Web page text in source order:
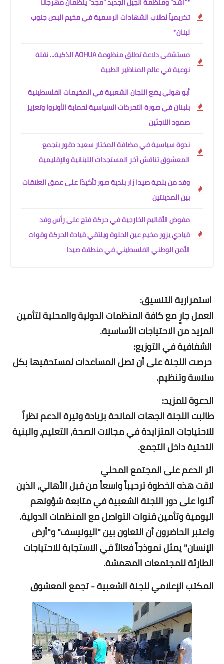
تكريمياً لطلاب الشهادات الرسمية في مخيم البص جنوب
لبنان*
مستشفى دلاعة تطلق منظومة AOHUA الذكية... نقلة
نوعية في عالم المناظير الطبية
أبو هولي يضع اللجان الشعبية في المخيمات الفلسطينية
بلبنان في صورة التحركات السياسية لحماية الأونروا وتعزيز
صمود اللاجئين
ندوة سياسية في مضافة المختار سعيد دقور بتجمع
المعشوق تناقش آخر المستجدات اللبنانية والإقليمية
وفد من بلدية صيدا زار بلدية صور تأكيدًا على عمق العلاقات
بين المدينتين
مفوض الأقاليم الخارجية في حركة فتح على رأس وفد
قيادي يزور مخيم عين الحلوة ويلتقي قيادة الحركة وقوات
الأمن الوطني الفلسطيني في منطقة صيدا
استمرارية التنسيق:
العمل جارٍ مع كافة المنظمات الدولية والمحلية لتأمين
المزيد من الاحتياجات الأساسية.
الشفافية في التوزيع:
حرصت اللجنة على أن تصل المساعدات لمستحقيها بكل
سلاسة وتنظيم.
الدعوة للمزيد:
طالبت اللجنة الجهات المانحة بزيادة وتيرة الدعم نظراً
للاحتياجات المتزايدة في مجالات الصحة، التعليم، والبنية
التحتية داخل التجمع.
اثر الدعم على المجتمع المحلي
لاقت هذه الخطوة ترحيباً واسعاً من قبل الأهالي، الذين
أثنوا على دور اللجنة الشعبية في متابعة شؤونهم
اليومية وتأمين قنوات التواصل مع المنظمات الدولية.
واعتبر الحاضرون أن التعاون بين "اليونيسف" و"أرض
الإنسان" يمثل نموذجاً فعالاً في الاستجابة للاحتياجات
الطارئة للمجتمعات المهمشة.
المكتب الإعلامي للجنة الشعبية - تجمع المعشوق